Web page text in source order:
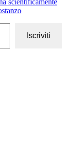
scientificamente
Iscriviti